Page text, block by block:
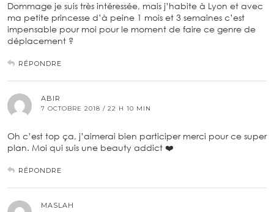
Dommage je suis très intéressée, mais j’habite à Lyon et avec
ma petite princesse d’à peine 1 mois et 3 semaines c’est
impensable pour moi pour le moment de faire ce genre de
déplacement ?
RÉPONDRE
ABIR
7 OCTOBRE 2018 / 22 H 10 MIN
Oh c’est top ça, j’aimerai bien participer merci pour ce super
plan. Moi qui suis une beauty addict ❤️
RÉPONDRE
MASLAH